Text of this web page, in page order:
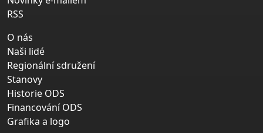
RSS
O nás
Naši lidé
Regionální sdružení
Stanovy
Historie ODS
Financování ODS
Grafika a logo